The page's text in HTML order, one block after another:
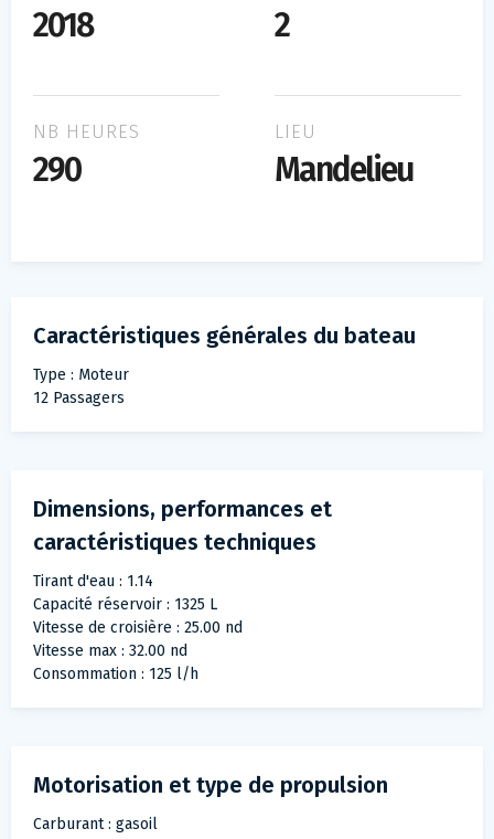
2018 2
NB HEURES
290
LIEU
Mandelieu
Caractéristiques générales du bateau
Type : Moteur
12 Passagers
Dimensions, performances et
caractéristiques techniques
Tirant d'eau : 1.14
Capacité réservoir : 1325 L
Vitesse de croisière : 25.00 nd
Vitesse max : 32.00 nd
Consommation : 125 l/h
Motorisation et type de propulsion
Carburant : gasoil